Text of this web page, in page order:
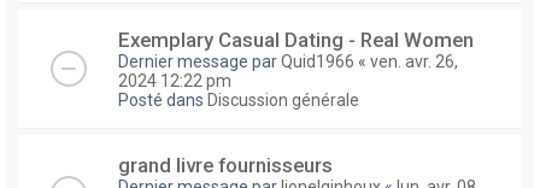
Exemplary Сasual Dating - Real Women
Dernier message parQuid1966 « ven. avr. 26,
2024 12:22 pm
Posté dans Discussion générale
grand livre fournisseurs